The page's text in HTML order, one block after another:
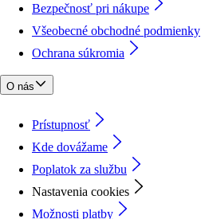
Bezpečnosť pri nákupe
Všeobecné obchodné podmienky
Ochrana súkromia
O nás
Prístupnosť
Kde dovážame
Poplatok za službu
Nastavenia cookies
Možnosti platby